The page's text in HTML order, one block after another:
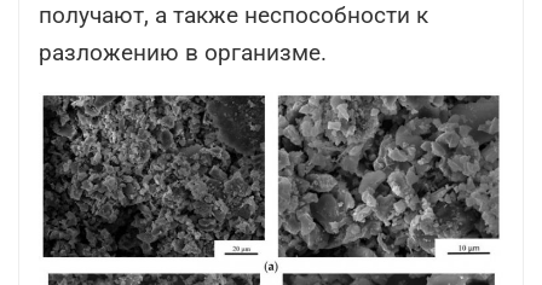
получают, а также неспособности к
разложению в организме.